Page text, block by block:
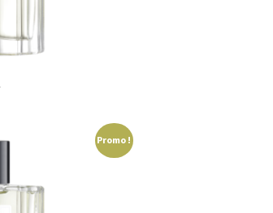
Promo !